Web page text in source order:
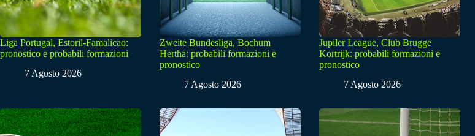
Liga Portugal, Estoril-Famalicao:
pronostico e probabili formazioni
7 Agosto 2026
Zweite Bundesliga, Bochum
Hertha: probabili formazioni e
pronostico
7 Agosto 2026
Jupiler League, Club Brugge
Kortrijk: probabili formazioni e
pronostico
7 Agosto 2026